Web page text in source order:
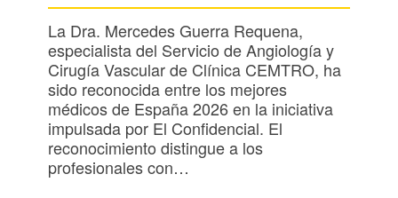
La Dra. Mercedes Guerra Requena,
especialista del Servicio de Angiología y
Cirugía Vascular de Clínica CEMTRO, ha
sido reconocida entre los mejores
médicos de España 2026 en la iniciativa
impulsada por El Confidencial. El
reconocimiento distingue a los
profesionales con…